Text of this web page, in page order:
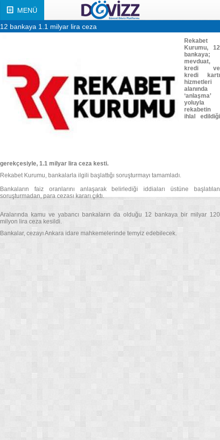
MENÜ
12 bankaya 1.1 milyar lira ceza
Rekabet
Kurumu, 12
bankaya;
mevduat,
kredi ve
kredi kartı
hizmetleri
alanında
‘anlaşma’
yoluyla
rekabetin
ihlal edildiği
gerekçesiyle, 1.1 milyar lira ceza kesti.
Rekabet Kurumu, bankalarla ilgili başlattığı soruşturmayı tamamladı.
Bankaların faiz oranlarını anlaşarak belirlediği iddiaları üstüne başlatılan
soruşturmadan, para cezası kararı çıktı.
Aralarında kamu ve yabancı bankaların da olduğu 12 bankaya bir milyar 120
milyon lira ceza kesildi.
Bankalar, cezayı Ankara idare mahkemelerinde temyiz edebilecek.